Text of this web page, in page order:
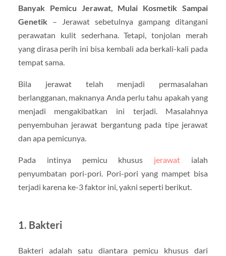
Banyak Pemicu Jerawat, Mulai Kosmetik Sampai
Genetik– Jerawat sebetulnya gampang ditangani
perawatan kulit sederhana. Tetapi, tonjolan merah
yang dirasa perih ini bisa kembali ada berkali-kali pada
tempat sama.
Bila jerawat telah menjadi permasalahan
berlangganan, maknanya Anda perlu tahu apakah yang
menjadi mengakibatkan ini terjadi. Masalahnya
penyembuhan jerawat bergantung pada tipe jerawat
dan apa pemicunya.
Pada intinya pemicu khusus jerawat ialah
penyumbatan pori-pori. Pori-pori yang mampet bisa
terjadi karena ke-3 faktor ini, yakni seperti berikut.
1. Bakteri
Bakteri adalah satu diantara pemicu khusus dari